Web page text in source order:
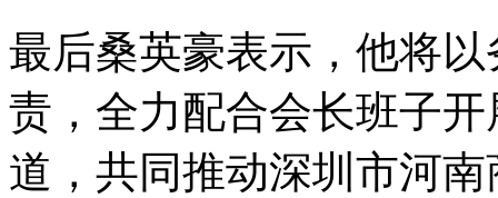
最后桑英豪表示，他将
责，全力配合会长班子
道，共同推动深圳市河